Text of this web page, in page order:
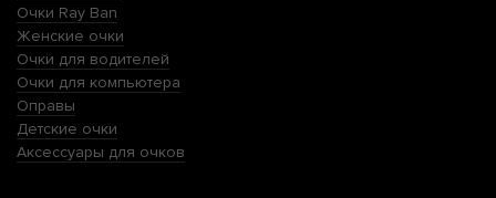
Очки Ray Ban
Женские очки
Очки для водителей
Очки для компьютера
Оправы
Детские очки
Аксессуары для очков